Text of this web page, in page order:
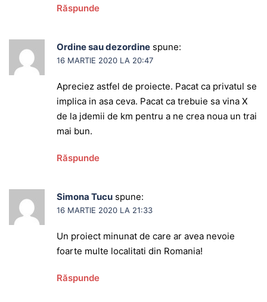
Răspunde
Ordine sau dezordine spune:
16 MARTIE 2020 LA 20:47
Apreciez astfel de proiecte. Pacat ca privatul se
implica in asa ceva. Pacat ca trebuie sa vina X
de la jdemii de km pentru a ne crea noua un trai
mai bun.
Răspunde
Simona Tucu spune:
16 MARTIE 2020 LA 21:33
Un proiect minunat de care ar avea nevoie
foarte multe localitati din Romania!
Răspunde